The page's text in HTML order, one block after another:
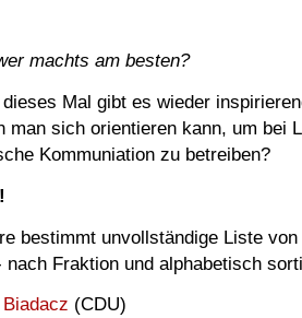
machts am besten?
Mal gibt es wieder
man sich orientieren kann, um bei
Kommuniation zu betreiben?
bestimmt unvollständige Liste
nach Fraktion und alphabetisch
(CDU)